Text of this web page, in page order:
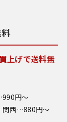
上げで送料無
円～
関西…880円～